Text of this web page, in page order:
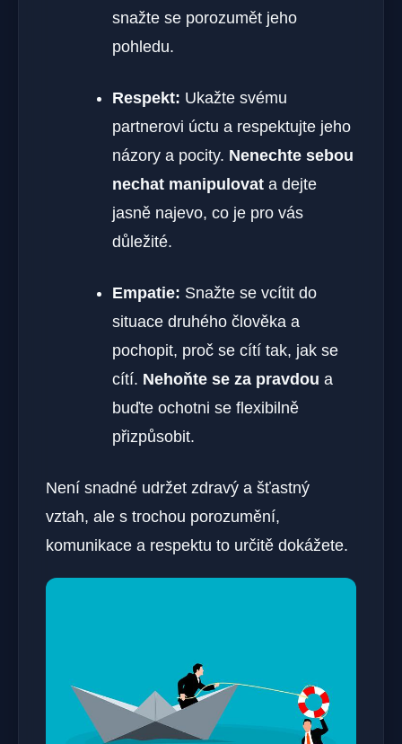
snažte se porozumět jeho
pohledu.
Respekt: Ukažte svému
partnerovi úctu a respektujte jeho
názory a pocity. Nenechte sebou
nechat manipulovat a dejte
jasně najevo, co je pro vás
důležité.
Empatie: Snažte se vcítit do
situace druhého člověka a
pochopit, proč se cítí tak, jak se
cítí. Nehoňte se za pravdou a
buďte ochotni se flexibilně
přizpůsobit.
Není snadné udržet zdravý a šťastný
vztah, ale s trochou porozumění,
komunikace a respektu to určitě dokážete.